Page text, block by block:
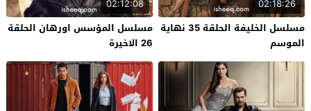
02:18:26
مسلسل الخليفة الحلقة 35 نهاية
الموسم
02:12:08
مسلسل المؤسس اورهان الحلقة
26 الاخيرة